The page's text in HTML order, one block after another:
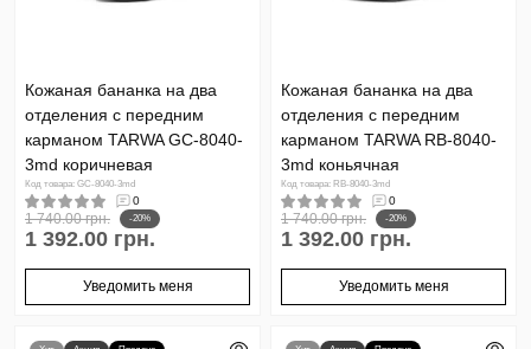
Кожаная бананка на два
отделения с передним
карманом TARWA GC-8040-
3md коричневая
Код товара: GC-8040-3md
0
1 740.00 грн. -20%
1 392.00 грн.
Уведомить меня
Кожаная бананка на два
отделения с передним
карманом TARWA RB-8040-
3md коньячная
Код товара: RB-8040-3md
0
1 740.00 грн. -20%
1 392.00 грн.
Уведомить меня